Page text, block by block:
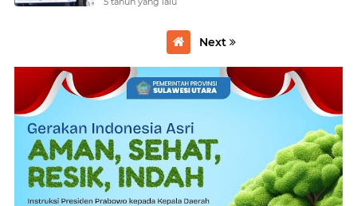
Next